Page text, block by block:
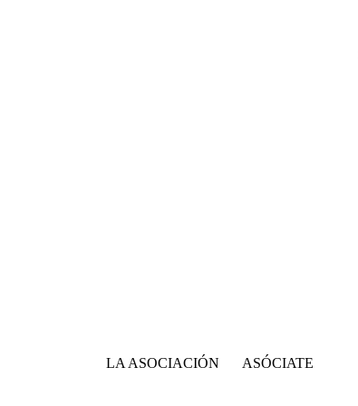
LA ASOCIACIÓN ASÓCIATE